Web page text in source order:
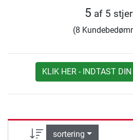
5 af 5
(8
KLIK HER - INDTAST
sortering